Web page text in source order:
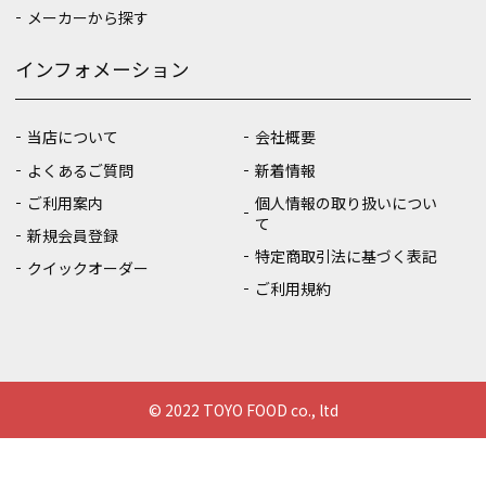
メーカーから探す
インフォメーション
当店について
よくあるご質問
ご利用案内
新規会員登録
クイックオーダー
会社概要
新着情報
個人情報の取り扱いについ
て
特定商取引法に基づく表記
ご利用規約
© 2022 TOYO FOOD co., ltd